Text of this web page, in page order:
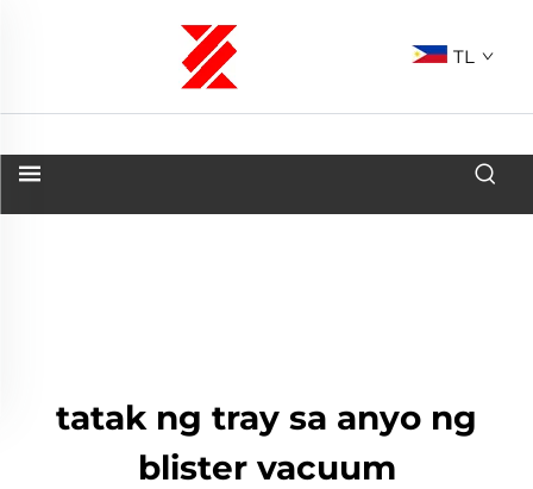
TL
tatak ng tray sa anyo ng
blister vacuum